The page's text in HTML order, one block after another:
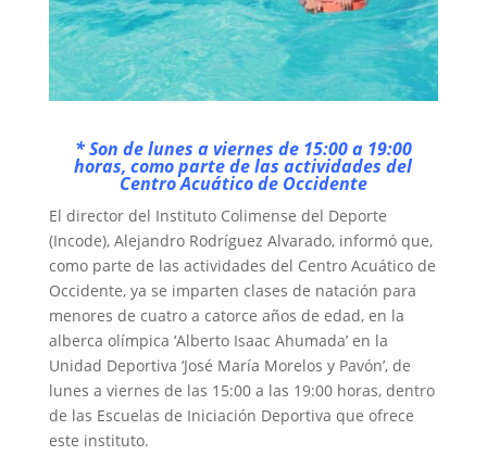
* Son de lunes a viernes de 15:00 a 19:00
horas, como parte de las actividades del
Centro Acuático de Occidente
El director del Instituto Colimense del Deporte
(Incode), Alejandro Rodríguez Alvarado, informó que,
como parte de las actividades del Centro Acuático de
Occidente, ya se imparten clases de natación para
menores de cuatro a catorce años de edad, en la
alberca olímpica ‘Alberto Isaac Ahumada’ en la
Unidad Deportiva ‘José María Morelos y Pavón’, de
lunes a viernes de las 15:00 a las 19:00 horas, dentro
de las Escuelas de Iniciación Deportiva que ofrece
este instituto.